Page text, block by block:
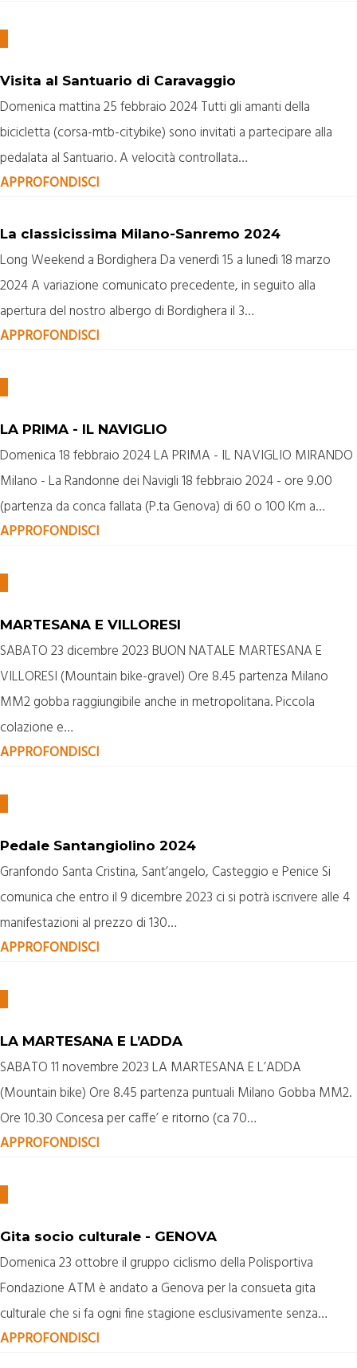
Visita al Santuario di Caravaggio
Domenica mattina 25 febbraio 2024 Tutti gli amanti della
bicicletta (corsa-mtb-citybike) sono invitati a partecipare alla
pedalata al Santuario. A velocità controllata…
APPROFONDISCI
La classicissima Milano-Sanremo 2024
Long Weekend a Bordighera Da venerdì 15 a lunedì 18 marzo
2024 A variazione comunicato precedente, in seguito alla
apertura del nostro albergo di Bordighera il 3…
APPROFONDISCI
LA PRIMA - IL NAVIGLIO
Domenica 18 febbraio 2024 LA PRIMA - IL NAVIGLIO MIRANDO
Milano - La Randonne dei Navigli 18 febbraio 2024 - ore 9.00
(partenza da conca fallata (P.ta Genova) di 60 o 100 Km a…
APPROFONDISCI
MARTESANA E VILLORESI
SABATO 23 dicembre 2023 BUON NATALE MARTESANA E
VILLORESI (Mountain bike-gravel) Ore 8.45 partenza Milano
MM2 gobba raggiungibile anche in metropolitana. Piccola
colazione e…
APPROFONDISCI
Pedale Santangiolino 2024
Granfondo Santa Cristina, Sant’angelo, Casteggio e Penice Si
comunica che entro il 9 dicembre 2023 ci si potrà iscrivere alle 4
manifestazioni al prezzo di 130…
APPROFONDISCI
LA MARTESANA E L’ADDA
SABATO 11 novembre 2023 LA MARTESANA E L’ADDA
(Mountain bike) Ore 8.45 partenza puntuali Milano Gobba MM2.
Ore 10.30 Concesa per caffe’ e ritorno (ca 70…
APPROFONDISCI
Gita socio culturale - GENOVA
Domenica 23 ottobre il gruppo ciclismo della Polisportiva
Fondazione ATM è andato a Genova per la consueta gita
culturale che si fa ogni fine stagione esclusivamente senza…
APPROFONDISCI